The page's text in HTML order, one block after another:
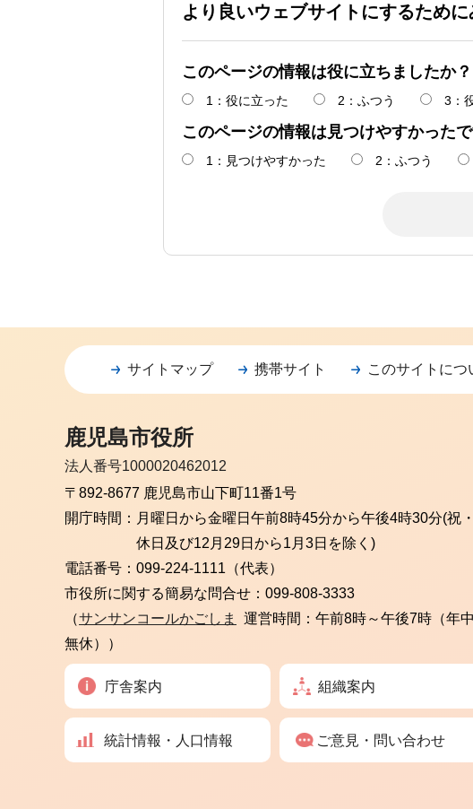
より良いウェブサイトにするため
このページの情報は役に立ちましたか？
1：役に立った 2：ふつう 3：
このページの情報は見つけやすかった
1：見つけやすかった 2：ふつう
サイトマップ 携帯サイト このサイトにつ
鹿児島市役所
法人番号1000020462012
〒892-8677 鹿児島市山下町11番1号
開庁時間： 月曜日から金曜日 午前8時45分から午後4時30分(祝・
休日及び12月29日から1月3日を除く)
電話番号： 099-224-1111（代表）
市役所に関する簡易な問合せ： 099-808-3333
（サンサンコールかごしま
運営時間：午前8時～午後7時（年中
無休））
庁舎案内 組織案内
統計情報・人口情報 ご意見・問い合わせ